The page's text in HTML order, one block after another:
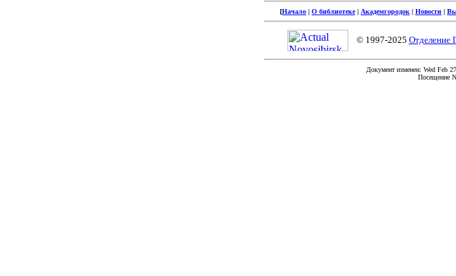
[Начало | О библиотеке| Академгородок | Новости |
© 1997-2025
Документ изменен: Wed Feb
Посещение